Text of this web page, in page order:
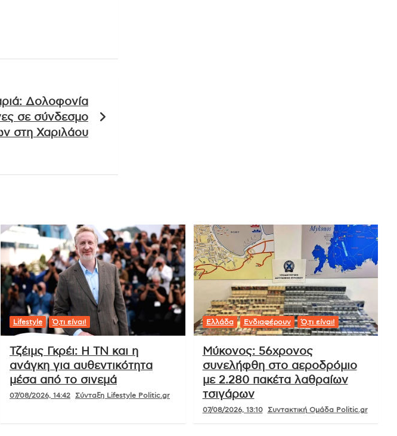
Δολοφονία
σε σύνδεσμο
στη Χαριλάου
Lifestyle Ό,τι είναι!
Τζέιμς Γκρέι: Η ΤΝ και η
ανάγκη για αυθεντικότητα
μέσα από το σινεμά
07/08/2026, 14:42 Σύνταξη Lifestyle Politic.gr
Ελλάδα Ενδιαφέρουν Ό,τι είναι!
Μύκονος: 56χρονος
συνελήφθη στο αεροδρόμιο
με 2.280 πακέτα λαθραίων
τσιγάρων
07/08/2026, 13:10 Συντακτική Ομάδα Politic.gr